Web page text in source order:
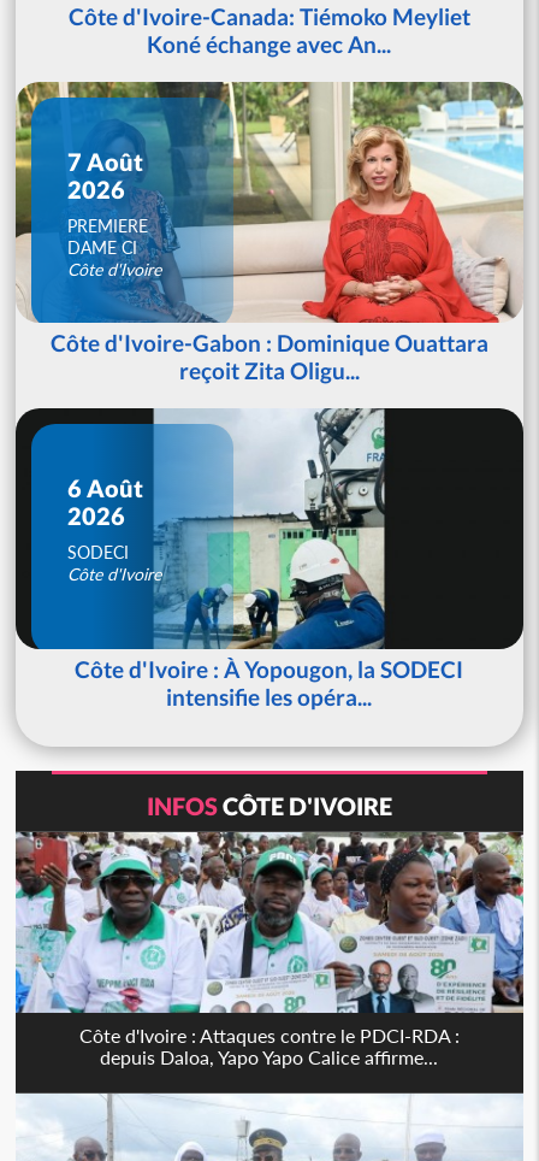
Côte d'Ivoire-Canada: Tiémoko Meyliet
Koné échange avec An...
7 Août
2026
PREMIERE
DAME CI
Côte d'Ivoire
Côte d'Ivoire-Gabon : Dominique Ouattara
reçoit Zita Oligu...
6 Août
2026
SODECI
Côte d'Ivoire
Côte d'Ivoire : À Yopougon, la SODECI
intensifie les opéra...
INFOSCÔTE D'IVOIRE
Côte d'Ivoire : Attaques contre le PDCI-RDA :
depuis Daloa, Yapo Yapo Calice affirme...